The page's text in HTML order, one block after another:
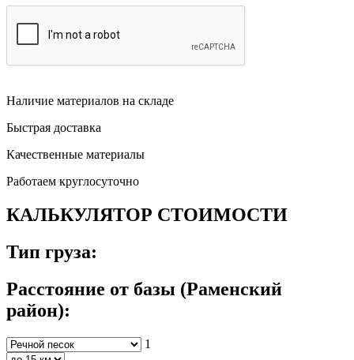
Наличие материалов на складе
Быстрая доставка
Качественные материалы
Работаем круглосуточно
КАЛЬКУЛЯТОР СТОИМОСТИ
Тип груза:
Расстояние от базы (Раменский
район):
1